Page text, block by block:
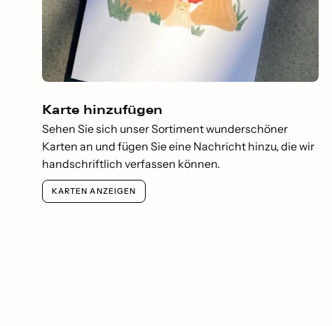
Karte hinzufügen
Sehen Sie sich unser Sortiment wunderschöner
Karten an und fügen Sie eine Nachricht hinzu, die wir
handschriftlich verfassen können.
KARTEN ANZEIGEN